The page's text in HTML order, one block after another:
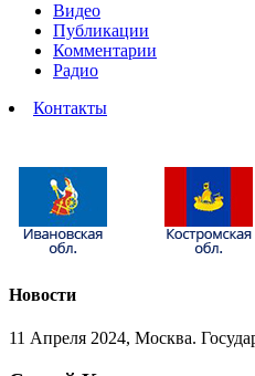
Видео
Публикации
Комментарии
Радио
Контакты
Новости
11 Апреля 2024, Москва.